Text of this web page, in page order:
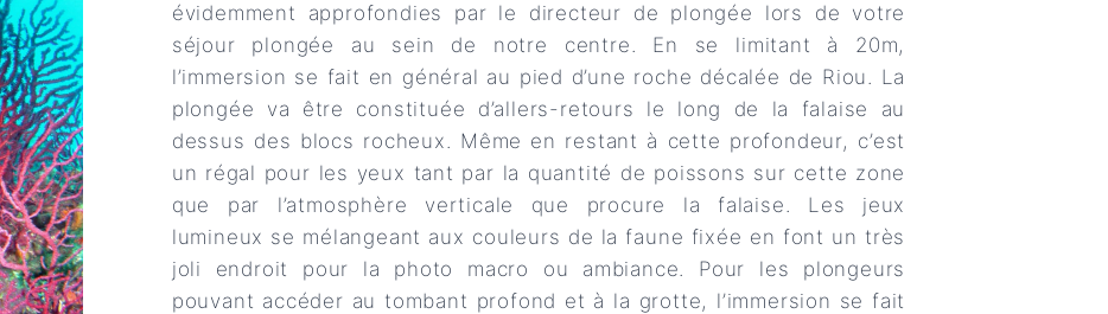
évidemment approfondies par le directeur de plongée lors de votre
séjour plongée au sein de notre centre. En se limitant à 20m,
l’immersion se fait en général au pied d’une roche décalée de Riou. La
plongée va être constituée d’allers-retours le long de la falaise au
dessus des blocs rocheux. Même en restant à cette profondeur, c’est
un régal pour les yeux tant par la quantité de poissons sur cette zone
que par l’atmosphère verticale que procure la falaise. Les jeux
lumineux se mélangeant aux couleurs de la faune fixée en font un très
joli endroit pour la photo macro ou ambiance. Pour les plongeurs
pouvant accéder au tombant profond et à la grotte, l’immersion se fait